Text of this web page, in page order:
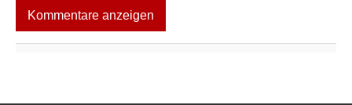
Kommentare anzeigen